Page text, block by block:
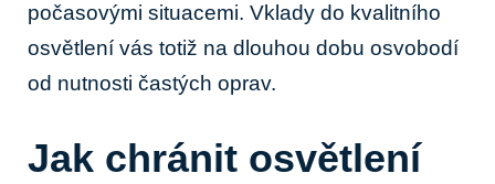
počasovými ⁢situacemi. Vklady do kvalitního
osvětlení vás totiž ⁤na ⁤dlouhou dobu⁣ osvobodí
od nutnosti častých oprav.
Jak chránit osvětlení